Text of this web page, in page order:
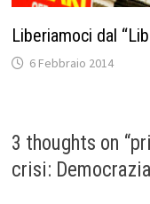
Liberiamoci dal
6 Febbraio 2014
3 thoughts on “
crisi: